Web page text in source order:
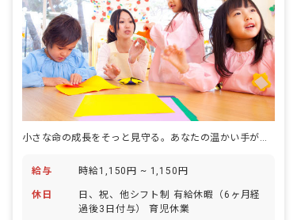
給与 時給1,150円 ~ 1,150円
休日
日、祝、他シフト制 有給休暇（6ヶ月経
過後3日付与） 育児休業